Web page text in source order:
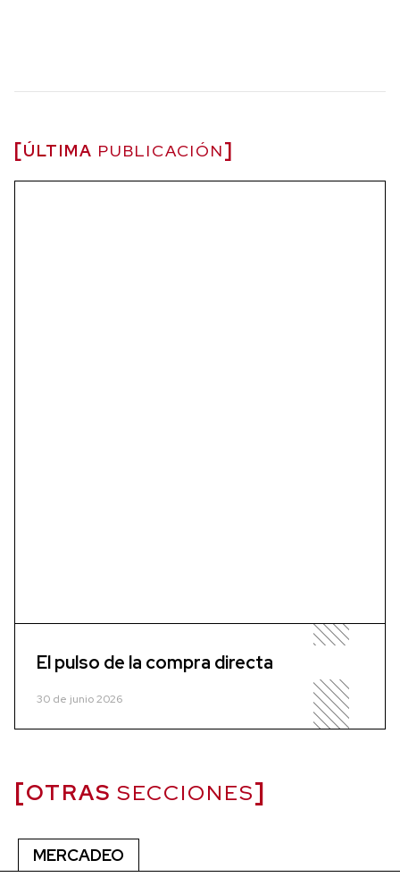
ÚLTIMA PUBLICACIÓN
El pulso de la compra directa
30 de junio 2026
OTRAS SECCIONES
MERCADEO